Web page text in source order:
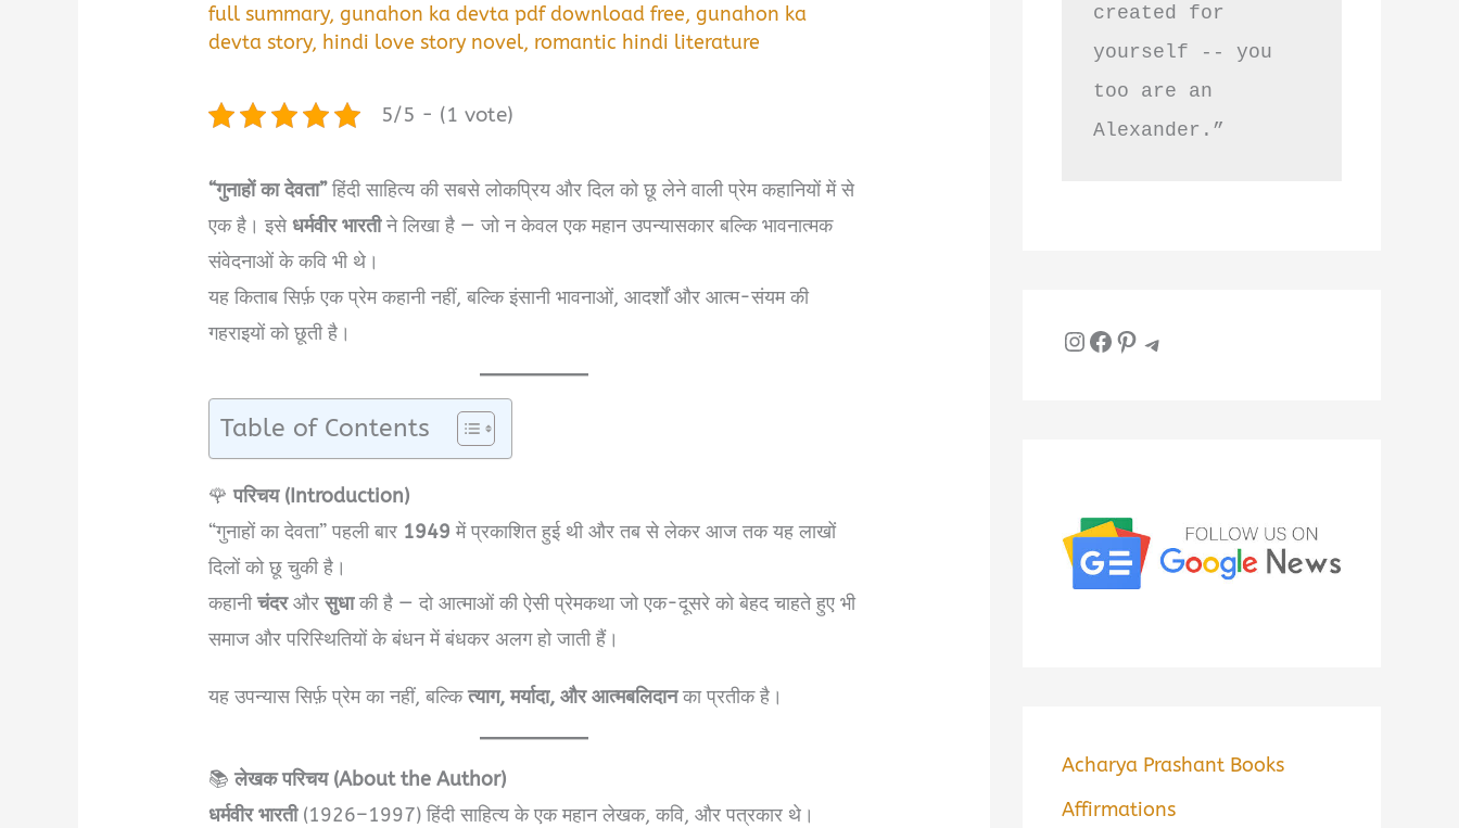
full summary,gunahon ka devta pdf download free,gunahon ka
devta story, hindi love story novel, romantic hindi literature
5/5 - (1 vote)
“गुनाहों का देवता”हिंदी साहित्य की सबसे लोकप्रिय और दिल को छू लेने वाली प्रेम कहानियों में से
एक है। इसेधर्मवीर भारतीने लिखा है — जो न केवल एक महान उपन्यासकार बल्कि भावनात्मक
संवेदनाओं के कवि भी थे।
यह किताब सिर्फ़ एक प्रेम कहानी नहीं, बल्कि इंसानी भावनाओं, आदर्शों और आत्म-संयम की
गहराइयों को छूती है।
Table of Contents
🌹परिचय (Introduction)
“गुनाहों का देवता” पहली बार 1949 में प्रकाशित हुई थी और तब से लेकर आज तक यह लाखों
दिलों को छू चुकी है।
कहानीचंदरऔरसुधाकी है — दो आत्माओं की ऐसी प्रेमकथा जो एक-दूसरे को बेहद चाहते हुए भी
समाज और परिस्थितियों के बंधन में बंधकर अलग हो जाती हैं।
यह उपन्यास सिर्फ़ प्रेम का नहीं, बल्कित्याग, मर्यादा, और आत्मबलिदानका प्रतीक है।
📚लेखक परिचय (About the Author)
धर्मवीर भारती(1926–1997) हिंदी साहित्य के एक महान लेखक, कवि, और पत्रकार थे।
created for
yourself -- you
too are an
Alexander.”
InstagramFacebook Pinterest Telegram
Acharya Prashant Books
Affirmations